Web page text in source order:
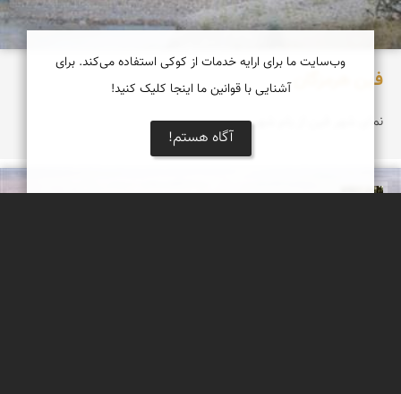
فین هرمزگان
نمای شهر فین از بام شهر
وب‌سایت ما برای ارایه خدمات از کوکی استفاده می‌کند. برای
آشنایی با قوانین ما اینجا کلیک کنید!
آگاه هستم!